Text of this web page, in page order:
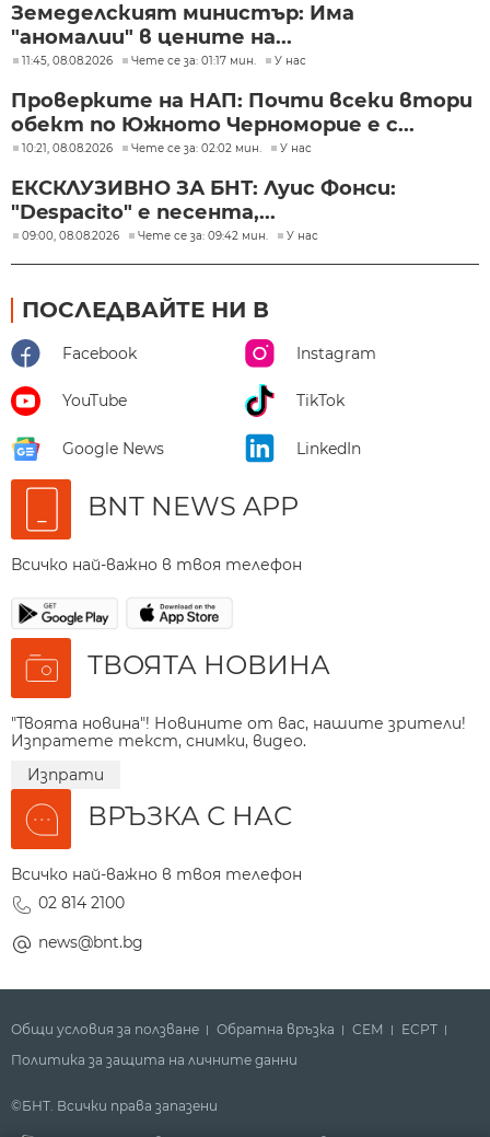
Земеделският министър: Има
"аномалии" в цените на...
11:45, 08.08.2026 Чете се за: 01:17 мин. У нас
Проверките на НАП: Почти всеки втори
обект по Южното Черноморие е с...
10:21, 08.08.2026 Чете се за: 02:02 мин. У нас
ЕКСКЛУЗИВНО ЗА БНТ: Луис Фонси:
"Despacito" е песента,...
09:00, 08.08.2026 Чете се за: 09:42 мин. У нас
ПОСЛЕДВАЙТЕ НИ В
Facebook Instagram
YouTube TikTok
Google News LinkedIn
BNT NEWS APP
Всичко най-важно в твоя телефон
ТВОЯТА НОВИНА
"Твоята новина"! Новините от вас, нашите зрители!
Изпратете текст, снимки, видео.
Изпрати
ВРЪЗКА С НАС
Всичко най-важно в твоя телефон
02 814 2100
news@bnt.bg
Общи условия за ползване Обратна връзка СЕМ
ECPT
Политика за защита на личните данни
©БНТ. Всички права запазени